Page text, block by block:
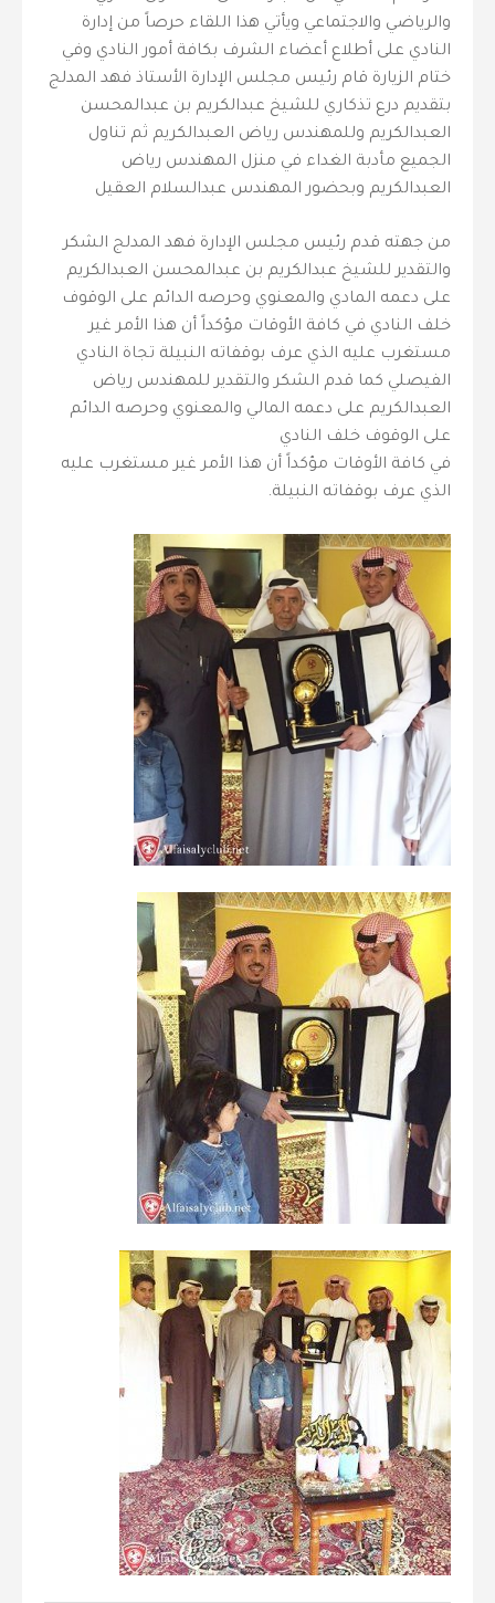
والرياضي والاجتماعي ويأتي هذا اللقاء حرصاً من إدارة
النادي على أطلاع أعضاء الشرف بكافة أمور النادي وفي
ختام الزيارة قام رئيس مجلس الإدارة الأستاذ فهد المدلج
بتقديم درع تذكاري للشيخ عبدالكريم بن عبدالمحسن
العبدالكريم وللمهندس رياض العبدالكريم ثم تناول
الجميع مأدبة الغداء في منزل المهندس رياض
العبدالكريم وبحضور المهندس عبدالسلام العقيل
‎من جهته قدم رئيس مجلس الإدارة فهد المدلج الشكر
والتقدير للشيخ عبدالكريم بن عبدالمحسن العبدالكريم
على دعمه المادي والمعنوي وحرصه الدائم على الوقوف
خلف النادي في كافة الأوقات مؤكداً أن هذا الأمر غير
مستغرب عليه الذي عرف بوقفاته النبيلة تجاة النادي
الفيصلي كما قدم الشكر والتقدير للمهندس رياض
العبدالكريم على دعمه المالي والمعنوي وحرصه الدائم
على الوقوف خلف النادي
في كافة الأوقات مؤكداً أن هذا الأمر غير مستغرب عليه
الذي عرف بوقفاته النبيلة.